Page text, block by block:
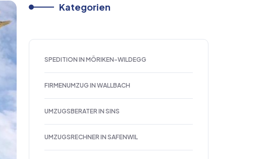
Kategorien
SPEDITION IN MÖRIKEN-WILDEGG
FIRMENUMZUG IN WALLBACH
UMZUGSBERATER IN SINS
UMZUGSRECHNER IN SAFENWIL